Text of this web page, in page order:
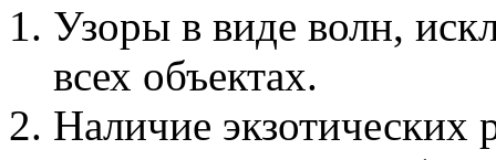
Узоры в виде волн,
всех объектах.
Наличие экзотических